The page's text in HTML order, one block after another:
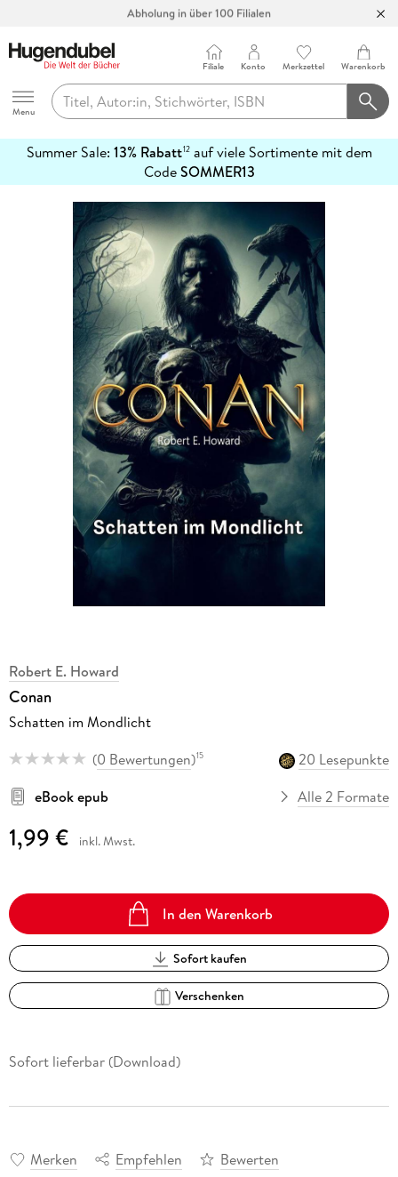
Abholung in über 100 Filialen
Hugendubel
Menu
Filiale Konto Merkzettel Warenkorb
Summer Sale: 13% Rabatt12auf viele Sortimente mit dem
CodeSOMMER13
erfahren
Robert E. Howard
Conan
Schatten im Mondlicht
(0 Bewertungen)15
20 Lesepunkte
eBook epub
Alle 2 Formate
1,99 € inkl. Mwst.
In den Warenkorb
Sofort kaufen
Verschenken
Sofort lieferbar (Download)
Merken Empfehlen Bewerten